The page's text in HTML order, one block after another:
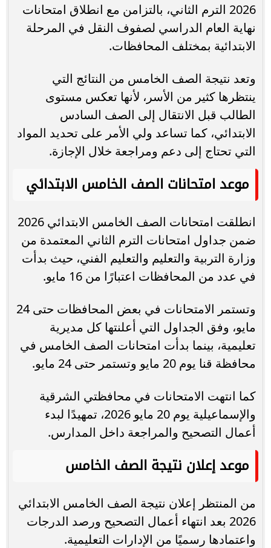
2026 الترم الثاني، بالتزامن مع انطلاق امتحانات
نهاية العام الدراسي لصفوف النقل في المرحلة
الابتدائية بمختلف المحافظات.
وتعد نتيجة الصف الخامس من النتائج التي
ينتظرها كثير من الأسر، لأنها تعكس مستوى
الطالب قبل الانتقال إلى الصف السادس
الابتدائي، كما تساعد ولي الأمر على تحديد المواد
التي تحتاج إلى دعم ومراجعة خلال الإجازة.
موعد امتحانات الصف الخامس الابتدائي
انطلقت امتحانات الصف الخامس الابتدائي 2026
ضمن جداول امتحانات الترم الثاني المعتمدة من
وزارة التربية والتعليم والتعليم الفني، حيث بدأت
في عدد من المحافظات اعتبارًا من 16 مايو.
وتستمر الامتحانات في بعض المحافظات حتى 24
مايو، وفق الجداول التي أعلنتها كل مديرية
تعليمية، بينما بدأت امتحانات الصف الخامس في
محافظة قنا يوم 20 مايو وتستمر حتى 24 مايو.
كما انتهت الامتحانات في محافظتي الشرقية
والإسماعيلية يوم 20 مايو 2026، تمهيدًا لبدء
أعمال التصحيح والمراجعة داخل المدارس.
موعد إعلان نتيجة الصف الخامس
من المنتظر إعلان نتيجة الصف الخامس الابتدائي
2026 بعد انتهاء أعمال التصحيح ورصد الدرجات
واعتمادها رسميًا من الإدارات التعليمية.